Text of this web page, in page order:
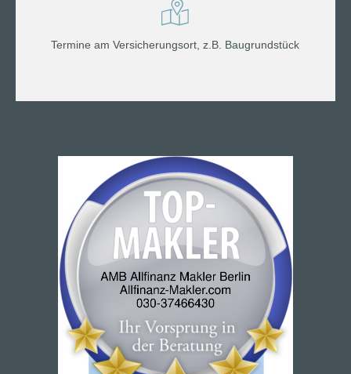
Termine am Versicherungsort, z.B. Baugrundstück